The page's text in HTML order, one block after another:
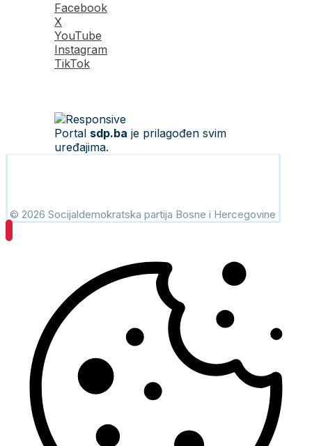
Facebook
X
YouTube
Instagram
TikTok
Portal sdp.ba je prilagođen svim
uređajima.
© 2026 Socijaldemokratska partija Bosne i Hercegovine